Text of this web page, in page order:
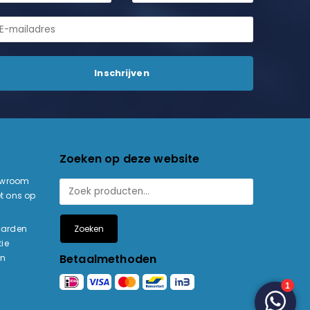
ons op
Zoeken op deze website
Zoeken
Betaalmethoden